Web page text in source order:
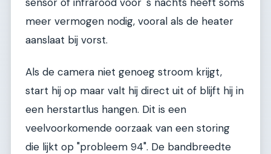
meer vermogen nodig, vooral als de heater
aanslaat bij vorst.
Als de camera niet genoeg stroom krijgt,
start hij op maar valt hij direct uit of blijft hij in
een herstartlus hangen. Dit is een
veelvoorkomende oorzaak van een storing
die lijkt op "probleem 94". De bandbreedte